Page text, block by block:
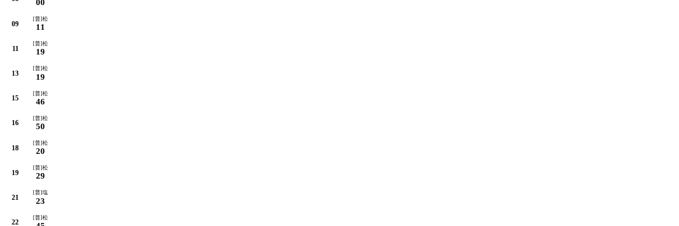
00
09
[普]松
11
11
[普]松
19
13
[普]松
19
15
[普]松
46
16
[普]松
50
18
[普]松
20
19
[普]松
29
21
[普]塩
23
22
[普]松